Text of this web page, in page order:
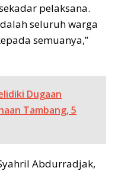
pelaksana.
seluruh warga
semuanya,”
Dugaan
Tambang, 5
Abdurradjak,